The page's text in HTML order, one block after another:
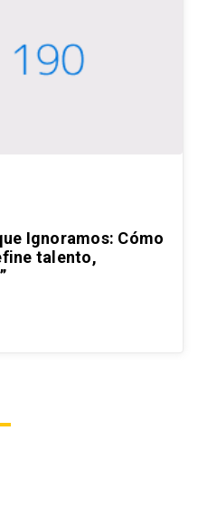
Ignoramos: Cómo
talento,